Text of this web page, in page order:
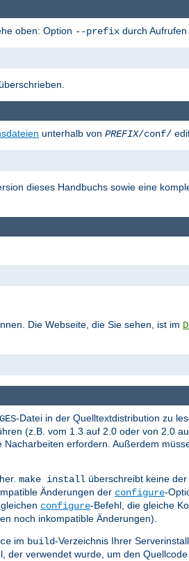
oben: Option --prefix durch Aufrufen
unterhalb von PREFIX/conf/
dieses Handbuchs sowie eine
Die Webseite, die Sie sehen, ist im
-Datei in der Quelltextdistribution zu
(z.B. vom 1.3 auf 2.0 oder von 2.0
erfordern. Außerdem
make install überschreibt keine
Änderungen der configure-
configure-Befehl, die gleiche
noch inkompatible Änderungen).
im build-Verzeichnis Ihrer
der verwendet wurde, um den